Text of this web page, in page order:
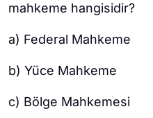
mahkeme hangisidir?
a) Federal Mahkeme
b) Yüce Mahkeme
c) Bölge Mahkemesi